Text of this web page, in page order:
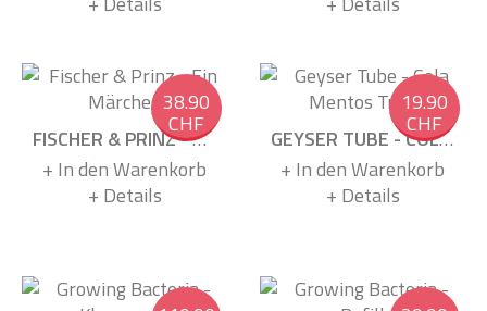
38.90
CHF
FISCHER & PRINZ - EIN MÄRCHEN
+ In den Warenkorb
+ Details
19.90
CHF
GEYSER TUBE - COLA MENTOS TRICK
+ In den Warenkorb
+ Details